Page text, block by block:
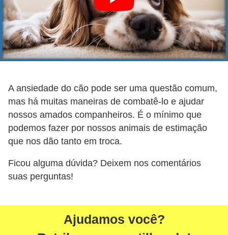
A ansiedade do cão pode ser uma questão comum,
mas há muitas maneiras de combatê-lo e ajudar
nossos amados companheiros. É o mínimo que
podemos fazer por nossos animais de estimação
que nos dão tanto em troca.
Ficou alguma dúvida? Deixem nos comentários
suas perguntas!
Ajudamos você?